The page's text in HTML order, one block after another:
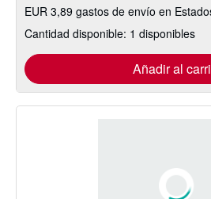
EUR 3,89 gastos de envío en
Cantidad disponible: 1 disponibles
Añadir al